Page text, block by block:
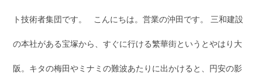
ト技術者集団です。 こんにちは。営業の沖田です。 三和建設
の本社がある宝塚から、すぐに行ける繁華街というとやはり大
阪。キタの梅田やミナミの難波あたりに出かけると、円安の影